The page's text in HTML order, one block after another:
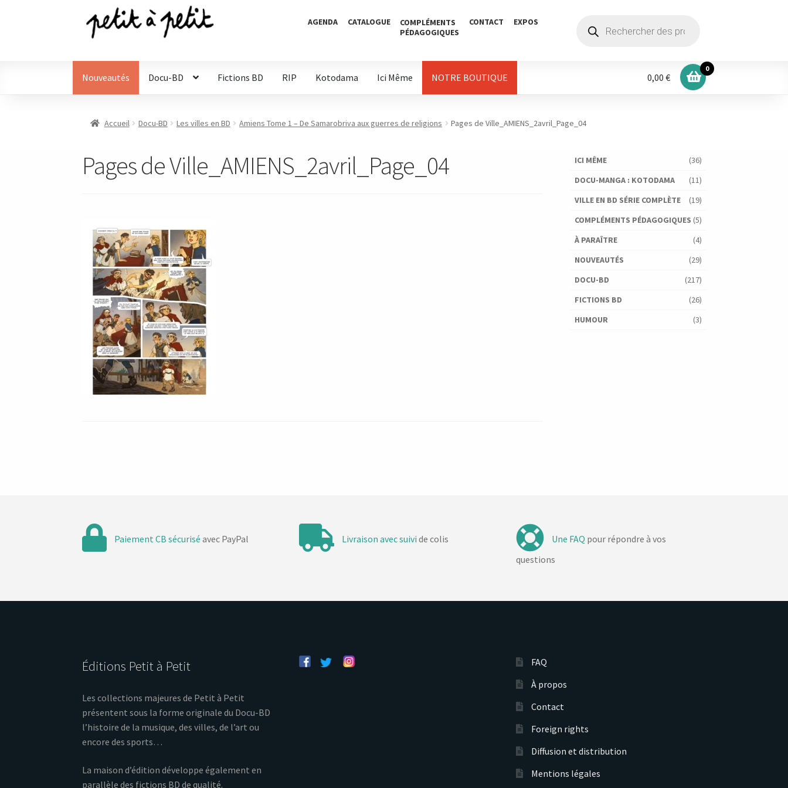
Aller
navigation
Aller
AGENDA CATALOGUE
COMPLÉMENTS
PÉDAGOGIQUES
CONTACT EXPOS
produits
Nouveautés Docu-BD Fictions BD RIP Kotodama Ici Même NOTRE BOUTIQUE 0,00 €
0
Accueil Docu-BD Les villes en BD Amiens Tome 1 – De Samarobriva aux guerres de religions Pages de Ville_AMIENS_2avril_Page_04
Pages de Ville_AMIENS_2avril_Page_04 ICI MÊME
(36)
DOCU-MANGA : KOTODAMA
(11)
VILLE EN BD SÉRIE COMPLÈTE
(19)
COMPLÉMENTS PÉDAGOGIQUES (5)
À PARAÎTRE
(4)
NOUVEAUTÉS
(29)
DOCU-BD
(217)
FICTIONS BD
(26)
HUMOUR
(3)
Paiement CB sécurisé avec PayPal Livraison avec suivi de colis Une FAQ pour répondre à vos
questions
Éditions Petit à Petit
Les collections majeures de Petit à Petit
présentent sous la forme originale du Docu-BD
l’histoire de la musique, des villes, de l’art ou
encore des sports…
La maison d’édition développe également en
parallèle des fictions BD de qualité.
FAQ
À propos
Contact
Foreign rights
Diffusion et distribution
Mentions légales